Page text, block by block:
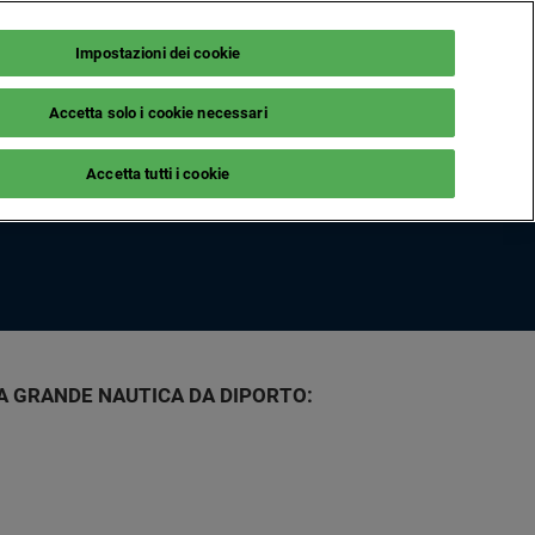
It NEWSLETTER BIGLIETTERIA
LE MAG
GRANDE NAUTICA DA DIPORTO:
Impostazioni dei cookie
Accetta solo i cookie necessari
Accetta tutti i cookie